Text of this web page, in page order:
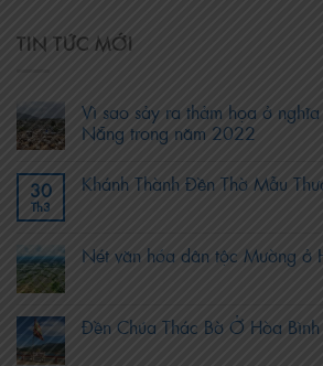
TIN TỨC MỚI
Vì sao sảy ra thảm họa ở
Nẵng trong năm 2022
30
Th3
Khánh Thành Đền Thờ Mẫu
Nét văn hóa dân tộc Mường ở
Đền Chúa Thác Bờ Ở Hòa Bình